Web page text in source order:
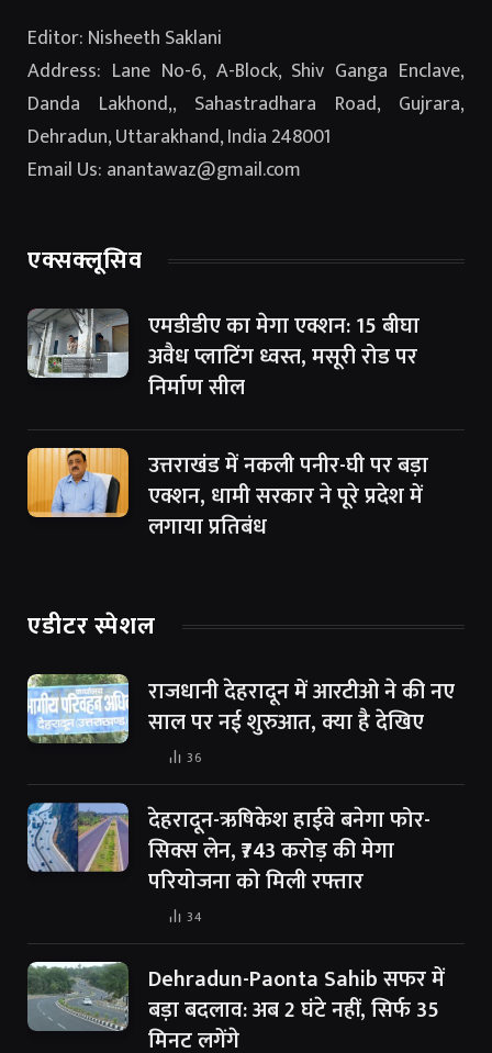
Editor: Nisheeth Saklani
Address: Lane No-6, A-Block, Shiv Ganga Enclave,
Danda Lakhond,, Sahastradhara Road, Gujrara,
Dehradun, Uttarakhand, India 248001
Email Us: anantawaz@gmail.com
एक्सक्लूसिव
एमडीडीए का मेगा एक्शन: 15 बीघा
अवैध प्लाटिंग ध्वस्त, मसूरी रोड पर
निर्माण सील
उत्तराखंड में नकली पनीर-घी पर बड़ा
एक्शन, धामी सरकार ने पूरे प्रदेश में
लगाया प्रतिबंध
एडीटर स्पेशल
राजधानी देहरादून में आरटीओ ने की नए
साल पर नई शुरुआत, क्या है देखिए
36
देहरादून-ऋषिकेश हाईवे बनेगा फोर-
सिक्स लेन, ₹743 करोड़ की मेगा
परियोजना को मिली रफ्तार
34
Dehradun-Paonta Sahib सफर में
बड़ा बदलाव: अब 2 घंटे नहीं, सिर्फ 35
मिनट लगेंगे